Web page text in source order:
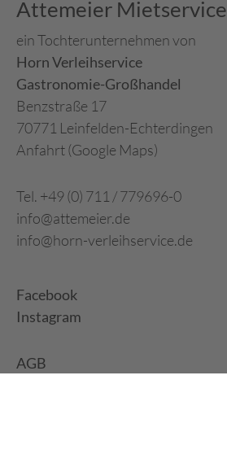
Attemeier Mietservice
ein Tochterunternehmen von
Horn Verleihservice
Gastronomie-Großhandel
Benzstraße 17
70771 Leinfelden-Echterdingen
Anfahrt (Google Maps)
Tel. +49 (0) 711 / 779696-0
info@attemeier.de
info@horn-verleihservice.de
Facebook
Instagram
AGB